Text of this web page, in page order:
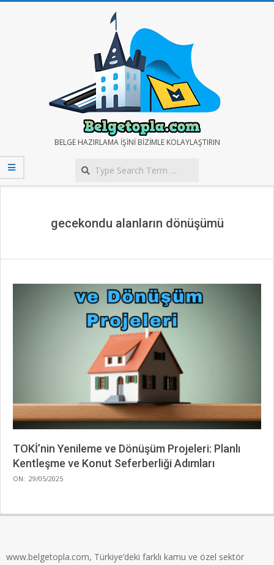
BELGE
TOPLA
BELGE HAZIRLAMA IŞINI BIZIMLE KOLAYLAŞTIRIN
gecekondu alanların dönüşümü
TOKİ’nin Yenileme ve Dönüşüm Projeleri: Planlı
Kentleşme ve Konut Seferberliği Adımları
2025-
ON: 29/05/2025
www.belgetopla.com, Türkiye’deki farklı kamu ve özel sektör